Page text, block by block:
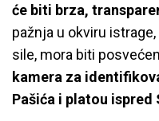
će biti brza,
pažnja u okviru
sile, mora biti
kamera za
Pašića i platou ispred